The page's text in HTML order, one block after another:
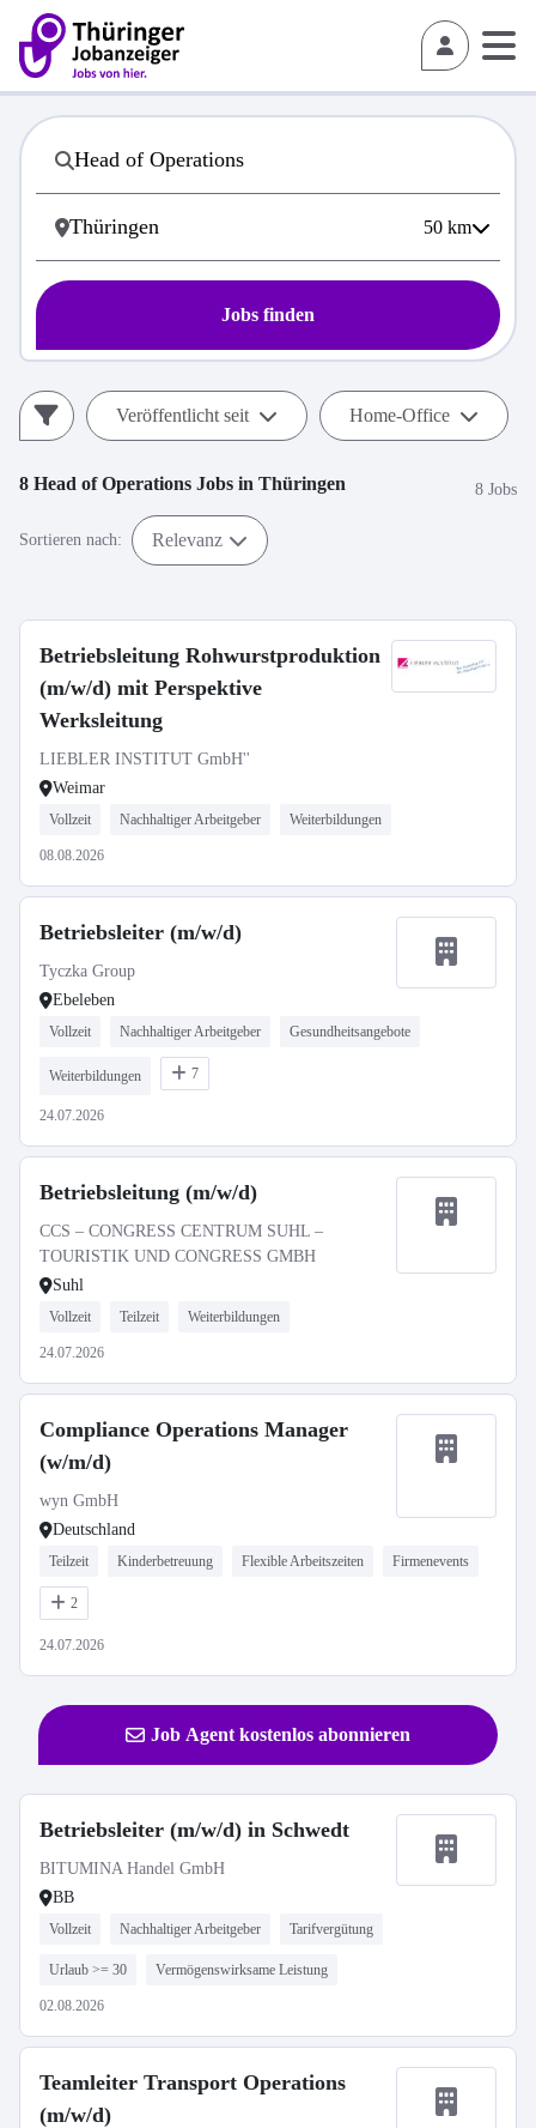
50 km
Jobs finden
Veröffentlicht seit Home-Office
8 Head of Operations Jobs in Thüringen 8 Jobs
Sortieren nach: Relevanz
Betriebsleitung Rohwurstproduktion
(m/w/d) mit Perspektive
Werksleitung
LIEBLER INSTITUT GmbH''
Weimar
Vollzeit Nachhaltiger Arbeitgeber Weiterbildungen
08.08.2026
Betriebsleiter (m/w/d)
Tyczka Group
Ebeleben
Vollzeit Nachhaltiger Arbeitgeber Gesundheitsangebote
Weiterbildungen 7
24.07.2026
Betriebsleitung (m/w/d)
CCS – CONGRESS CENTRUM SUHL –
TOURISTIK UND CONGRESS GMBH
Suhl
Vollzeit Teilzeit Weiterbildungen
24.07.2026
Compliance Operations Manager
(w/m/d)
wyn GmbH
Deutschland
Teilzeit Kinderbetreuung Flexible Arbeitszeiten Firmenevents
2
24.07.2026
Job Agent kostenlos abonnieren
Betriebsleiter (m/w/d) in Schwedt
BITUMINA Handel GmbH
BB
Vollzeit Nachhaltiger Arbeitgeber Tarifvergütung
Urlaub >= 30 Vermögenswirksame Leistung
02.08.2026
Teamleiter Transport Operations
(m/w/d)